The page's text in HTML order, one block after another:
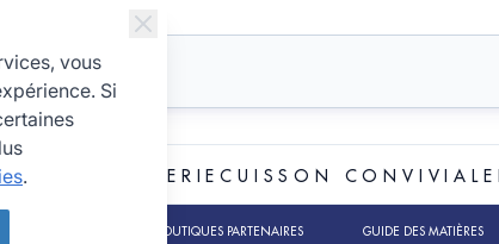
ET BOULANGERIECUISSON CONVIVIALE
RSE NOS BOUTIQUES PARTENAIRES GUIDE DES MATIÈRES
vous
Si
.